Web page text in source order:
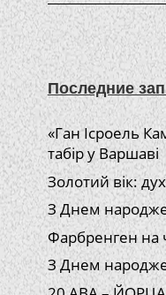
Последние
«Ган Ісроель
табір у Варшаві
Золотий вік:
З Днем
Фарбренген на
З Днем